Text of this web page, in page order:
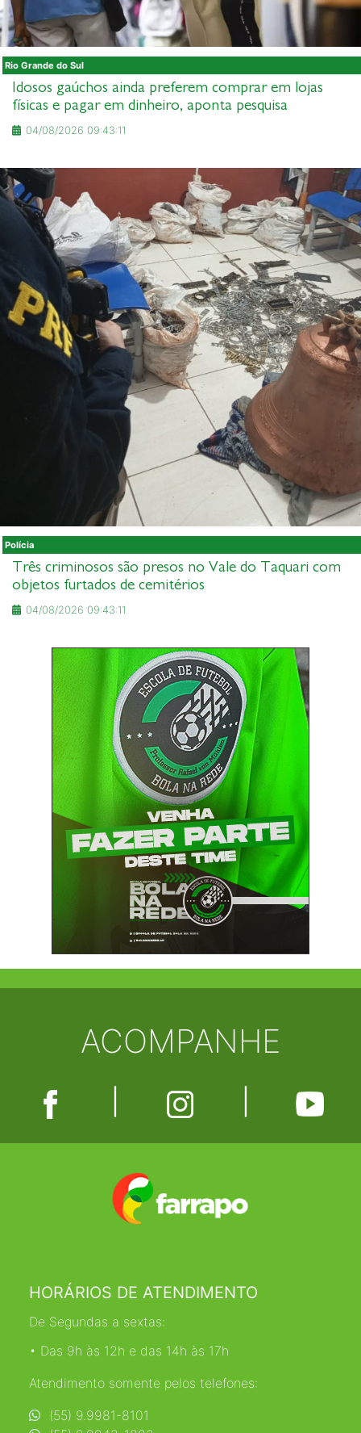
Rio Grande do Sul
Idosos gaúchos ainda preferem comprar em lojas
físicas e pagar em dinheiro, aponta pesquisa
04/08/2026 09:43:11
Polícia
Três criminosos são presos no Vale do Taquari com
objetos furtados de cemitérios
04/08/2026 09:43:11
ACOMPANHE
HORÁRIOS DE ATENDIMENTO
De Segundas a sextas:
• Das 9h às 12h e das 14h às 17h
Atendimento somente pelos telefones:
(55) 9.9981-8101